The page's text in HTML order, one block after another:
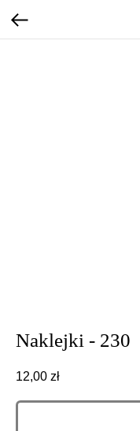
Naklejki - 230
12,00 zł